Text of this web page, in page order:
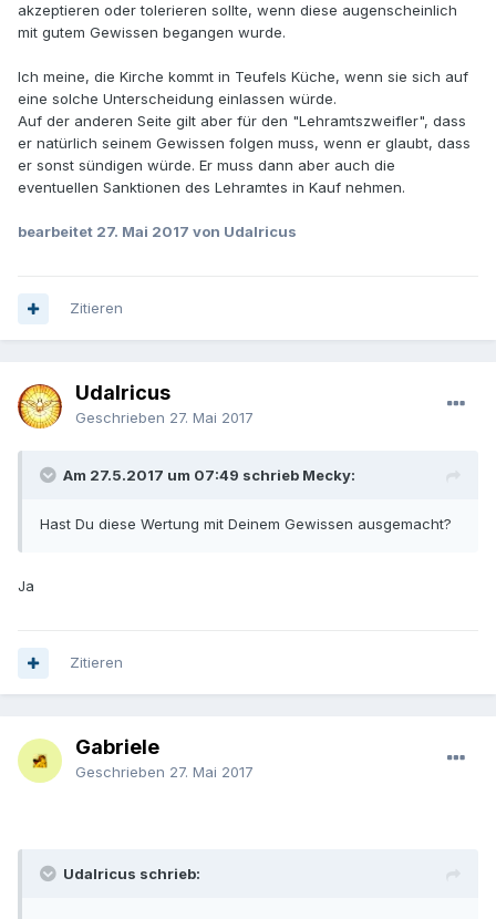
akzeptieren oder tolerieren sollte, wenn diese augenscheinlich
mit gutem Gewissen begangen wurde.
Ich meine, die Kirche kommt in Teufels Küche, wenn sie sich auf
eine solche Unterscheidung einlassen würde.
Auf der anderen Seite gilt aber für den "Lehramtszweifler", dass
er natürlich seinem Gewissen folgen muss, wenn er glaubt, dass
er sonst sündigen würde. Er muss dann aber auch die
eventuellen Sanktionen des Lehramtes in Kauf nehmen.
bearbeitet 27. Mai 2017 von Udalricus
Zitieren
Udalricus
Geschrieben 27. Mai 2017
Am 27.5.2017 um 07:49 schrieb Mecky:
Hast Du diese Wertung mit Deinem Gewissen ausgemacht?
Ja
Zitieren
Gabriele
Geschrieben 27. Mai 2017
Udalricus schrieb: